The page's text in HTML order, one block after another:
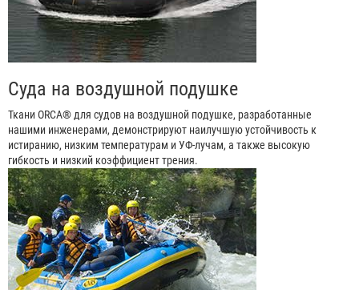
Суда на воздушной подушке
Ткани ORCA® для судов на воздушной подушке, разработанные
нашими инженерами, демонстрируют наилучшую устойчивость к
истиранию, низким температурам и УФ-лучам, а также высокую
гибкость и низкий коэффициент трения.